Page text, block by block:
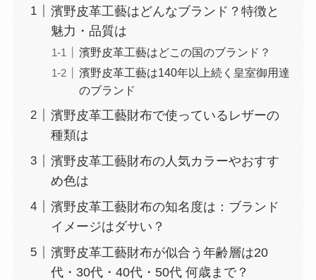
濱野皮革工藝はどんなブランド？特徴と
魅力・品質は
濱野皮革工藝はどこの国のブランド？
濱野皮革工藝は140年以上続く皇室御用達
のブランド
濱野皮革工藝財布で使っているレザーの
種類は
濱野皮革工藝財布の人気カラーやおすす
め色は
濱野皮革工藝財布の知名度は：ブランド
イメージはダサい？
濱野皮革工藝財布が似合う年齢層は20
代・30代・40代・50代 何歳まで？